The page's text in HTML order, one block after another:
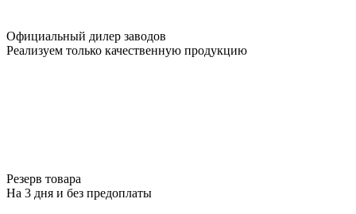
Официальный дилер заводов
Реализуем только качественную продукцию
Резерв товара
На 3 дня и без предоплаты